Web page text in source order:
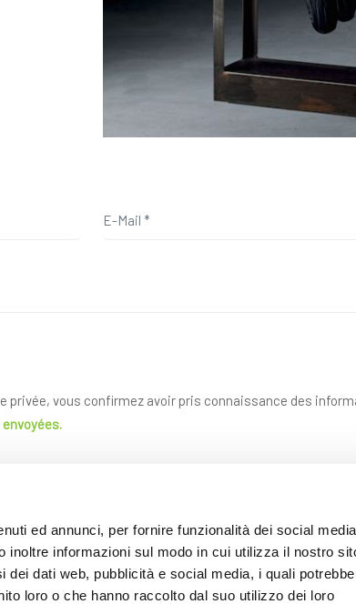
ed annunci, per fornire funzionalità dei social
inoltre informazioni sul modo in cui utilizza il nostro
dati web, pubblicità e social media, i quali
loro o che hanno raccolto dal suo utilizzo dei loro
privée, vous confirmez avoir pris connaissance des